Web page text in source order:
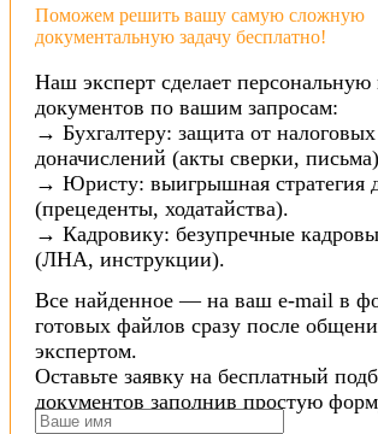
Поможем решить вашу самую сложную
документальную задачу бесплатно!
Наш эксперт сделает персональную
документов по вашим запросам:
→ Бухгалтеру: защита от налоговых
доначислений (акты сверки,
→ Юристу: выигрышная стратегия
(прецеденты, ходатайства).
→ Кадровику: безупречные
(ЛНА, инструкции).
Все найденное — на ваш e-mail в
готовых файлов сразу после
экспертом.
Оставьте заявку на бесплатный
документов заполнив простую